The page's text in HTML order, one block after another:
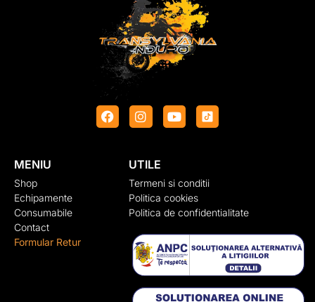
MENIU
Shop
Echipamente
Consumabile
Contact
Formular Retur
UTILE
Termeni si conditii
Politica cookies
Politica de confidentialitate